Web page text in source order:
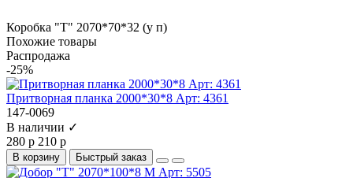
Коробка "Т" 2070*70*32 (у п)
Похожие товары
Распродажа
-25%
Притворная планка 2000*30*8 Арт: 4361
147-0069
В наличии ✓
280 р 210 р
В корзину Быстрый заказ